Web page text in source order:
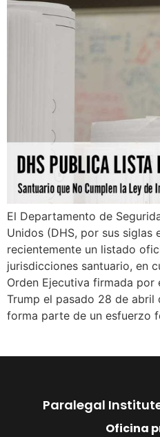
El Departamento de
Unidos (DHS, por sus siglas
recientemente un listado
jurisdicciones santuario, en
Orden Ejecutiva firmada por
Trump el pasado 28 de abril
forma parte de un esfuerzo
Paralegal
Oficina